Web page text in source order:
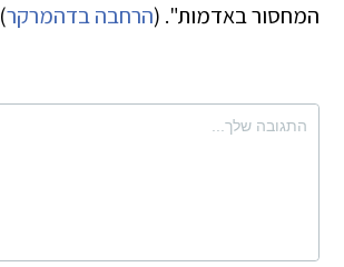
המחסור באדמות". (הרחבה בדהמרקר)